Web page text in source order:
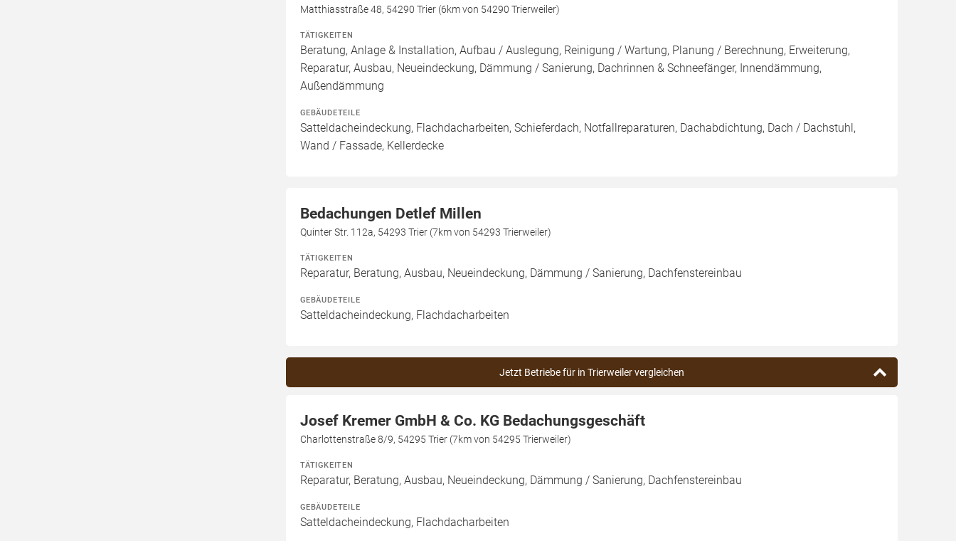
Matthiasstraße 48, 54290 Trier (6km von 54290 Trierweiler)
TÄTIGKEITEN
Beratung, Anlage & Installation, Aufbau / Auslegung, Reinigung / Wartung, Planung / Berechnung, Erweiterung,
Reparatur, Ausbau, Neueindeckung, Dämmung / Sanierung, Dachrinnen & Schneefänger, Innendämmung,
Außendämmung
GEBÄUDETEILE
Satteldacheindeckung, Flachdacharbeiten, Schieferdach, Notfallreparaturen, Dachabdichtung, Dach / Dachstuhl,
Wand / Fassade, Kellerdecke
Bedachungen Detlef Millen
Quinter Str. 112a, 54293 Trier (7km von 54293 Trierweiler)
TÄTIGKEITEN
Reparatur, Beratung, Ausbau, Neueindeckung, Dämmung / Sanierung, Dachfenstereinbau
GEBÄUDETEILE
Satteldacheindeckung, Flachdacharbeiten
Jetzt Betriebe für in Trierweiler vergleichen
Josef Kremer GmbH & Co. KG Bedachungsgeschäft
Charlottenstraße 8/9, 54295 Trier (7km von 54295 Trierweiler)
TÄTIGKEITEN
Reparatur, Beratung, Ausbau, Neueindeckung, Dämmung / Sanierung, Dachfenstereinbau
GEBÄUDETEILE
Satteldacheindeckung, Flachdacharbeiten